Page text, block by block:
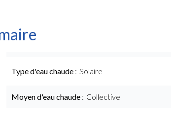
Type d'eau chaude Solaire
Moyen d'eau chaude Collective